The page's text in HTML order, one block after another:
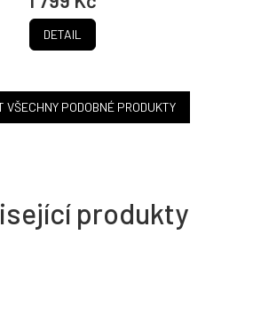
produkty
DETAIL
VŠECHNY PODOBNÉ PRODUKTY